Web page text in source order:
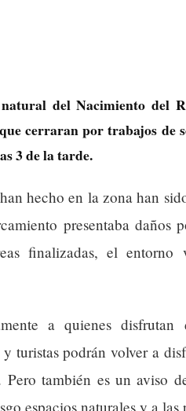
del Nacimiento del
cerraran por trabajos de
3 de la tarde.
hecho en la zona han
presentaba
finalizadas, el
a quienes
y turistas podrán volver a
Pero también es un aviso
espacios naturales y a las